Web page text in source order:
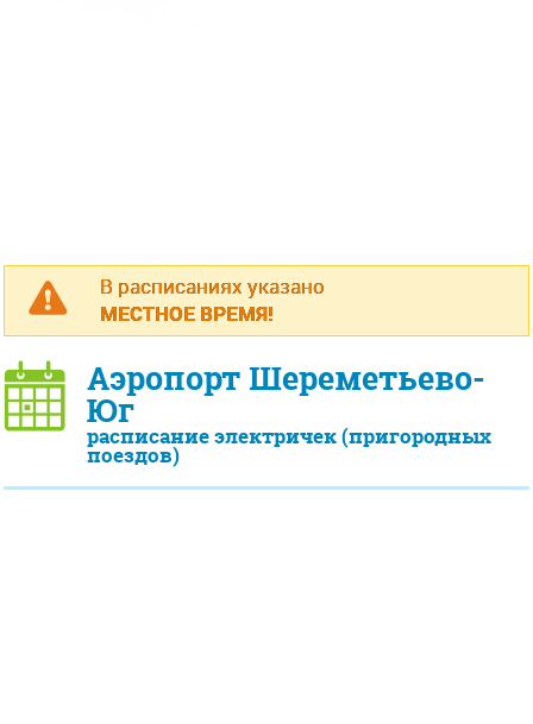
В расписаниях указано
МЕСТНОЕ ВРЕМЯ!
Аэропорт Шереметьево-
Юг
расписание электричек (пригородных
поездов)